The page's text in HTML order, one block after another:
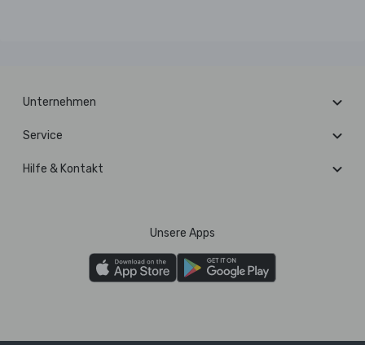
Unternehmen
Service
Hilfe & Kontakt
Unsere Apps